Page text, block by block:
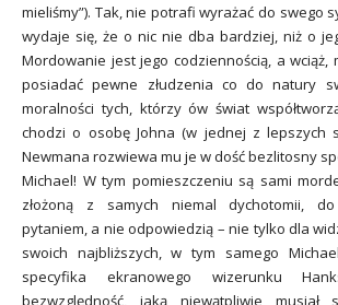
mieliśmy”). Tak, nie potrafi wyrażać do swego
wydaje się, że o nic nie dba bardziej, niż o
Mordowanie jest jego codziennością, a wciąż,
posiadać pewne złudzenia co do natury
moralności tych, którzy ów świat
chodzi o osobę Johna (w jednej z lepszych
Newmana rozwiewa mu je w dość bezlitosny
Michael! W tym pomieszczeniu są sami
złożoną z samych niemal dychotomii,
pytaniem, a nie odpowiedzią – nie tylko dla
swoich najbliższych, w tym samego
specyfika ekranowego wizerunku
bezwzględność, jaką niewątpliwie